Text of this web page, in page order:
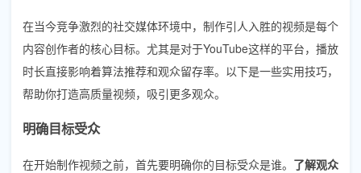
在当今竞争激烈的社交媒体环境中，制作引人入胜的视频是每个
内容创作者的核心目标。尤其是对于YouTube这样的平台，播放
时长直接影响着算法推荐和观众留存率。以下是一些实用技巧，
帮助你打造高质量视频，吸引更多观众。
明确目标受众
在开始制作视频之前，首先要明确你的目标受众是谁。 了解观众